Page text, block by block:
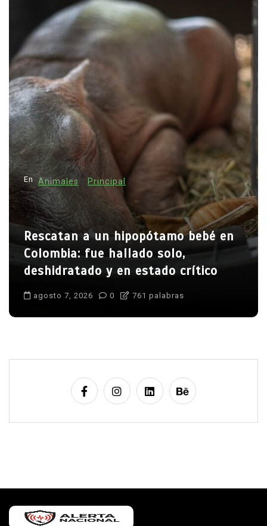
En Animales Principal
Rescatan a un hipopótamo bebé en
Colombia: fue hallado solo,
deshidratado y en estado crítico
agosto 7, 2026 0 761 palabras